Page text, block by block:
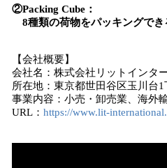
②Packing Cube：
8種類の荷物をパッキングでき
【会社概要】
会社名：株式会社リットインタ
所在地：東京都世田谷区玉川台1
事業内容：小売・卸売業、海外
URL： https://www.lit-